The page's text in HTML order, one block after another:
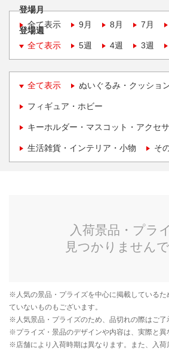
登場月
全て表示
9月 8月 7月
登場週
全て表示
5週 4週 3週
全て表示 ぬいぐるみ・クッショ
フィギュア・ホビー
キーホルダー・マスコット・アクセ
生活雑貨・インテリア・小物 そ